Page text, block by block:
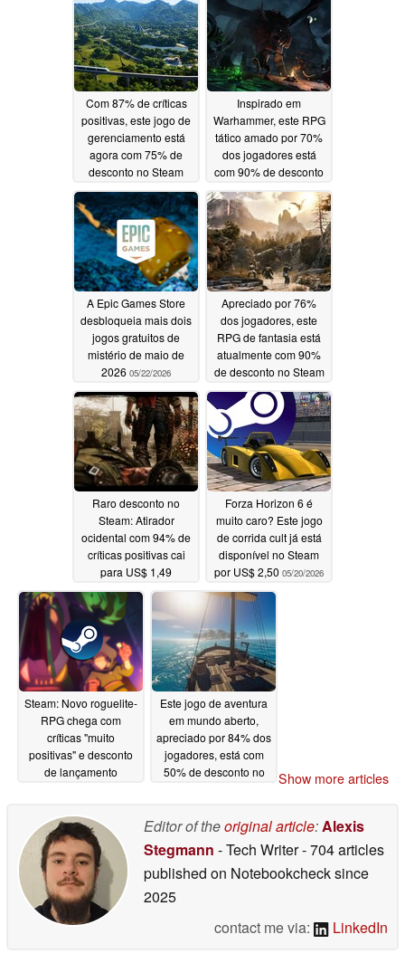
Com 87% de críticas
positivas, este jogo de
gerenciamento está
agora com 75% de
desconto no Steam
05/24/2026
Inspirado em
Warhammer, este RPG
tático amado por 70%
dos jogadores está
com 90% de desconto
no Steam05/23/2026
A Epic Games Store
desbloqueia mais dois
jogos gratuitos de
mistério de maio de
2026 05/22/2026
Apreciado por 76%
dos jogadores, este
RPG de fantasia está
atualmente com 90%
de desconto no Steam
05/22/2026
Raro desconto no
Steam: Atirador
ocidental com 94% de
críticas positivas cai
para US$ 1,49
05/20/2026
Forza Horizon 6 é
muito caro? Este jogo
de corrida cult já está
disponível no Steam
por US$ 2,50 05/20/2026
Steam: Novo roguelite-
RPG chega com
críticas "muito
positivas" e desconto
de lançamento
Este jogo de aventura
em mundo aberto,
apreciado por 84% dos
jogadores, está com
50% de desconto no
Show more articles
Editor of theoriginal article:Alexis
Stegmann - Tech Writer- 704 articles
published on Notebookchecksince
2025
contact me via:
LinkedIn